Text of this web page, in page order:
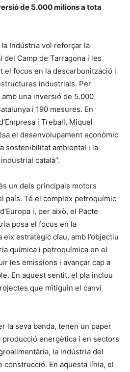
de 5.000 milions a tota
Indústria vol reforçar la
Camp de Tarragona i les
el focus en la descarbonització i
industrials. Per
una inversió de 5.000
i 190 mesures. En
i Treball, Miquel
el desenvolupament econòmic
sostenibilitat ambiental i la
català”.
un dels principals motors
país. Té el complex petroquímic
i, per això, el Pacte
posa el focus en la
estratègic clau, amb l’objectiu
química i petroquímica en el
les emissions i avançar cap a
En aquest sentit, el pla inclou
que mitiguin el canvi
la seva banda, tenen un paper
energètica i en sectors
la indústria del
construcció. En aquesta línia, el